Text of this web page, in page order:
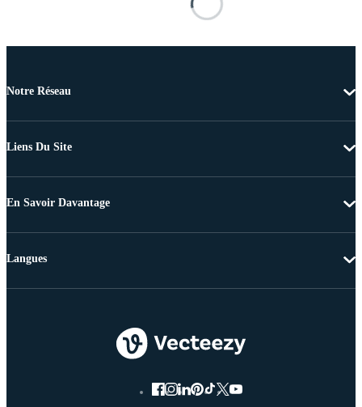
Notre Réseau
Liens Du Site
En Savoir Davantage
Langues